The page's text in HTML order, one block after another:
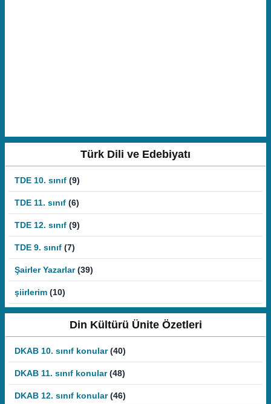
Türk Dili ve Edebiyatı
TDE 10. sınıf (9)
TDE 11. sınıf (6)
TDE 12. sınıf (9)
TDE 9. sınıf (7)
Şairler Yazarlar (39)
şiirlerim (10)
Din Kültürü Ünite Özetleri
DKAB 10. sınıf konular (40)
DKAB 11. sınıf konular (48)
DKAB 12. sınıf konular (46)